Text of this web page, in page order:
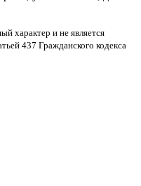
характер и не является
437 Гражданского кодекса